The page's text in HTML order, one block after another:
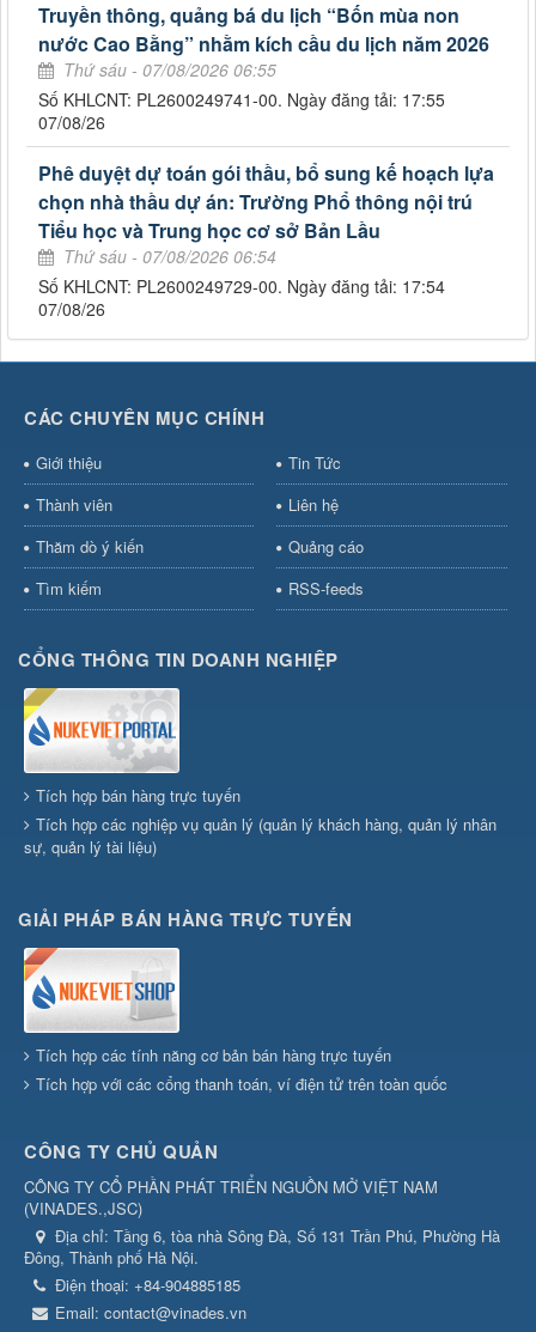
Truyền thông, quảng bá du lịch “Bốn mùa non
nước Cao Bằng” nhằm kích cầu du lịch năm 2026
Thứ sáu - 07/08/2026 06:55
Số KHLCNT: PL2600249741-00. Ngày đăng tải: 17:55
07/08/26
Phê duyệt dự toán gói thầu, bổ sung kế hoạch lựa
chọn nhà thầu dự án: Trường Phổ thông nội trú
Tiểu học và Trung học cơ sở Bản Lầu
Thứ sáu - 07/08/2026 06:54
Số KHLCNT: PL2600249729-00. Ngày đăng tải: 17:54
07/08/26
CÁC CHUYÊN MỤC CHÍNH
Giới thiệu
Tin Tức
Thành viên
Liên hệ
Thăm dò ý kiến
Quảng cáo
Tìm kiếm
RSS-feeds
CỔNG THÔNG TIN DOANH NGHIỆP
Tích hợp bán hàng trực tuyến
Tích hợp các nghiệp vụ quản lý (quản lý khách hàng, quản lý nhân
sự, quản lý tài liệu)
GIẢI PHÁP BÁN HÀNG TRỰC TUYẾN
Tích hợp các tính năng cơ bản bán hàng trực tuyến
Tích hợp với các cổng thanh toán, ví điện tử trên toàn quốc
CÔNG TY CHỦ QUẢN
CÔNG TY CỔ PHẦN PHÁT TRIỂN NGUỒN MỞ VIỆT NAM
(VINADES.,JSC)
Địa chỉ: Tầng 6, tòa nhà Sông Đà, Số 131 Trần Phú, Phường Hà
Đông, Thành phố Hà Nội.
Điện thoại: +84-904885185
Email: contact@vinades.vn